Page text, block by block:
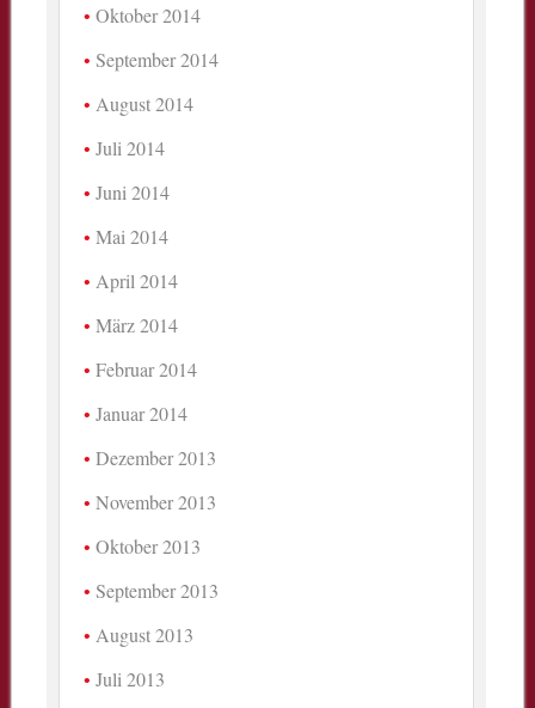
Oktober 2014
September 2014
August 2014
Juli 2014
Juni 2014
Mai 2014
April 2014
März 2014
Februar 2014
Januar 2014
Dezember 2013
November 2013
Oktober 2013
September 2013
August 2013
Juli 2013